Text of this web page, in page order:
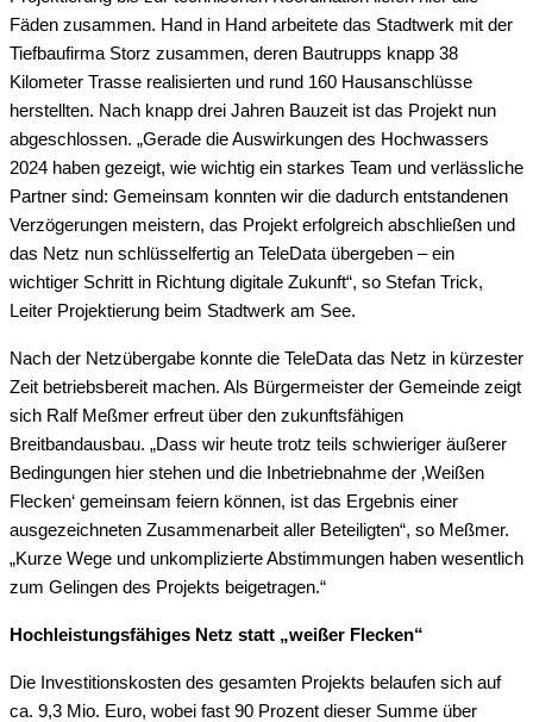
Fäden zusammen. Hand in Hand arbeitete das Stadtwerk mit der
Tiefbaufirma Storz zusammen, deren Bautrupps knapp 38
Kilometer Trasse realisierten und rund 160 Hausanschlüsse
herstellten. Nach knapp drei Jahren Bauzeit ist das Projekt nun
abgeschlossen. „Gerade die Auswirkungen des Hochwassers
2024 haben gezeigt, wie wichtig ein starkes Team und verlässliche
Partner sind: Gemeinsam konnten wir die dadurch entstandenen
Verzögerungen meistern, das Projekt erfolgreich abschließen und
das Netz nun schlüsselfertig an TeleData übergeben – ein
wichtiger Schritt in Richtung digitale Zukunft“, so Stefan Trick,
Leiter Projektierung beim Stadtwerk am See.
Nach der Netzübergabe konnte die TeleData das Netz in kürzester
Zeit betriebsbereit machen. Als Bürgermeister der Gemeinde zeigt
sich Ralf Meßmer erfreut über den zukunftsfähigen
Breitbandausbau. „Dass wir heute trotz teils schwieriger äußerer
Bedingungen hier stehen und die Inbetriebnahme der ‚Weißen
Flecken‘ gemeinsam feiern können, ist das Ergebnis einer
ausgezeichneten Zusammenarbeit aller Beteiligten“, so Meßmer.
„Kurze Wege und unkomplizierte Abstimmungen haben wesentlich
zum Gelingen des Projekts beigetragen.“
Hochleistungsfähiges Netz statt „weißer Flecken“
Die Investitionskosten des gesamten Projekts belaufen sich auf
ca. 9,3 Mio. Euro, wobei fast 90 Prozent dieser Summe über